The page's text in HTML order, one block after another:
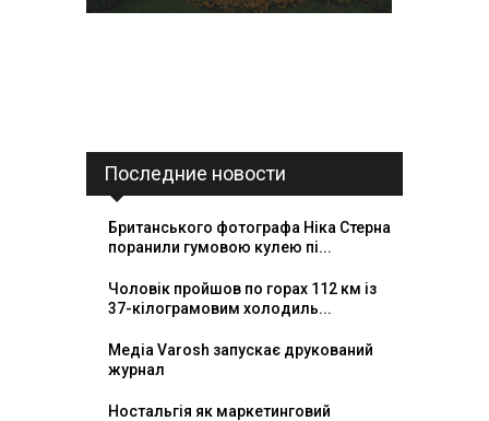
Последние новости
Британського фотографа Ніка Стерна
поранили гумовою кулею пі...
Чоловік пройшов по горах 112 км із
37-кілограмовим холодиль...
Медіа Varosh запускає друкований
журнал
Ностальгія як маркетинговий